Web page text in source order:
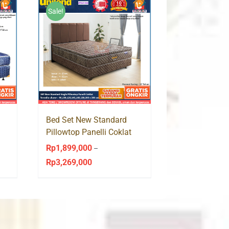
Sale!
Bed Set New Standard
Pillowtop Panelli Coklat
Uniland Springbed
Rp1,899,000 –
Rp3,269,000Price